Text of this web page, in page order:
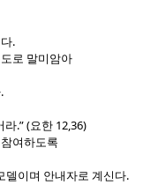
.
로 말미암아
.
라.” (요한 12,36)
여하도록
델이며 안내자로 계신다.